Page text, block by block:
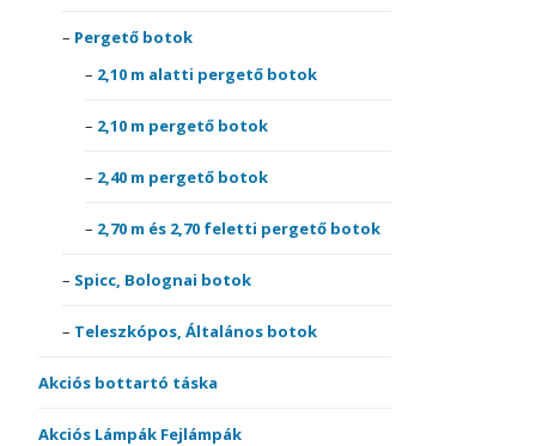
Pergető botok
2,10 m alatti pergető botok
2,10 m pergető botok
2,40 m pergető botok
2,70 m és 2,70 feletti pergető botok
Spicc, Bolognai botok
Teleszkópos, Általános botok
Akciós bottartó táska
Akciós Lámpák Fejlámpák